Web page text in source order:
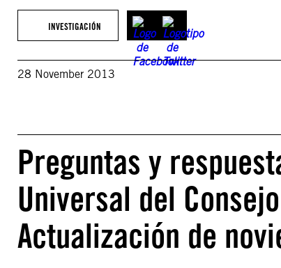
INVESTIGACIÓN
28 November 2013
Preguntas y
Universal del
Actualización de